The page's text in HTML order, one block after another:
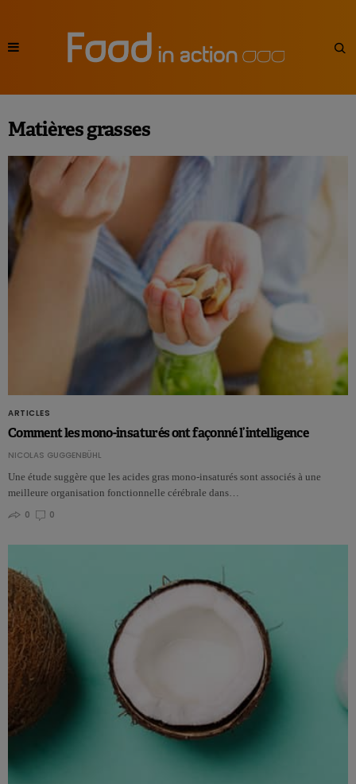
Matières grasses
ARTICLES
Comment les mono-insaturés ont façonné l’intelligence
NICOLAS GUGGENBÜHL
Une étude suggère que les acides gras mono-insaturés sont associés à une
meilleure organisation fonctionnelle cérébrale dans…
0
0